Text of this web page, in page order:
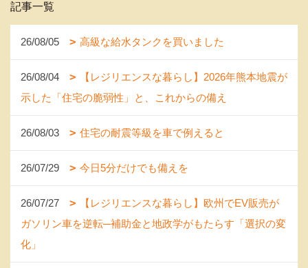
記事一覧
26/08/05 高級な給水タンクを買いました
26/08/04
【レジリエンスな暮らし】2026年熊本地震が
示した「住宅の脆弱性」と、これからの備え
26/08/03 住宅の耐震等級を車で例えると
26/07/29 今日5分だけでも備えを
26/07/27
【レジリエンスな暮らし】欧州でEV販売が
ガソリン車を逆転─補助金と地政学がもたらす「選択の変
化」